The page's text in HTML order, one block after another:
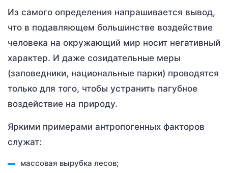
Из самого определения напрашивается вывод,
что в подавляющем большинстве воздействие
человека на окружающий мир носит негативный
характер. И даже созидательные меры
(заповедники, национальные парки) проводятся
только для того, чтобы устранить пагубное
воздействие на природу.
Яркими примерами антропогенных факторов
служат:
массовая вырубка лесов;